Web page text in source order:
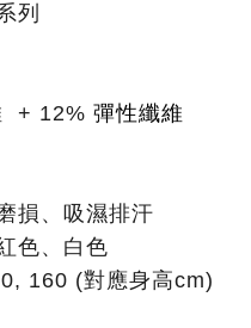
列
+ 12% 彈性纖維
損、吸濕排汗
色、白色
160 (對應身高cm)